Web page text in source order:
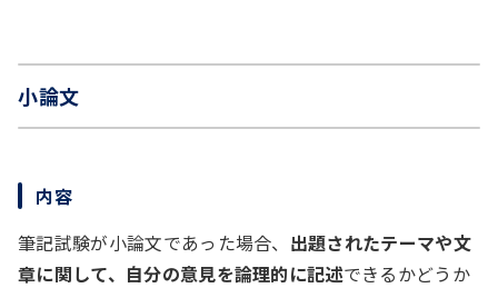
小論文
内容
筆記試験が小論文であった場合、 出題されたテーマや文
章に関して、自分の意見を論理的に記述できるかどうか